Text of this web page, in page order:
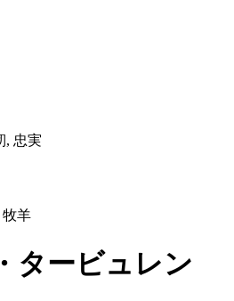
, 忠実
牧羊
タービュレン